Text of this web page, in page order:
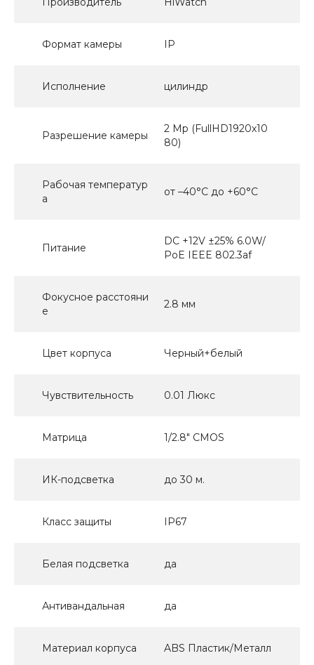
Формат камеры IP
Исполнение цилиндр
Разрешение камеры
2 Mp (FullHD1920x10
80)
Рабочая температур
а
от –40°C до +60°C
Питание
DC +12V ±25% 6.0W/
PoE IEEE 802.3af
Фокусное расстояни
е
2.8 мм
Цвет корпуса Черный+белый
Чувствительность 0.01 Люкс
Матрица 1/2.8" CMOS
ИК-подсветка до 30 м.
Класс защиты IP67
Белая подсветка да
Антивандальная да
Материал корпуса ABS Пластик/Металл